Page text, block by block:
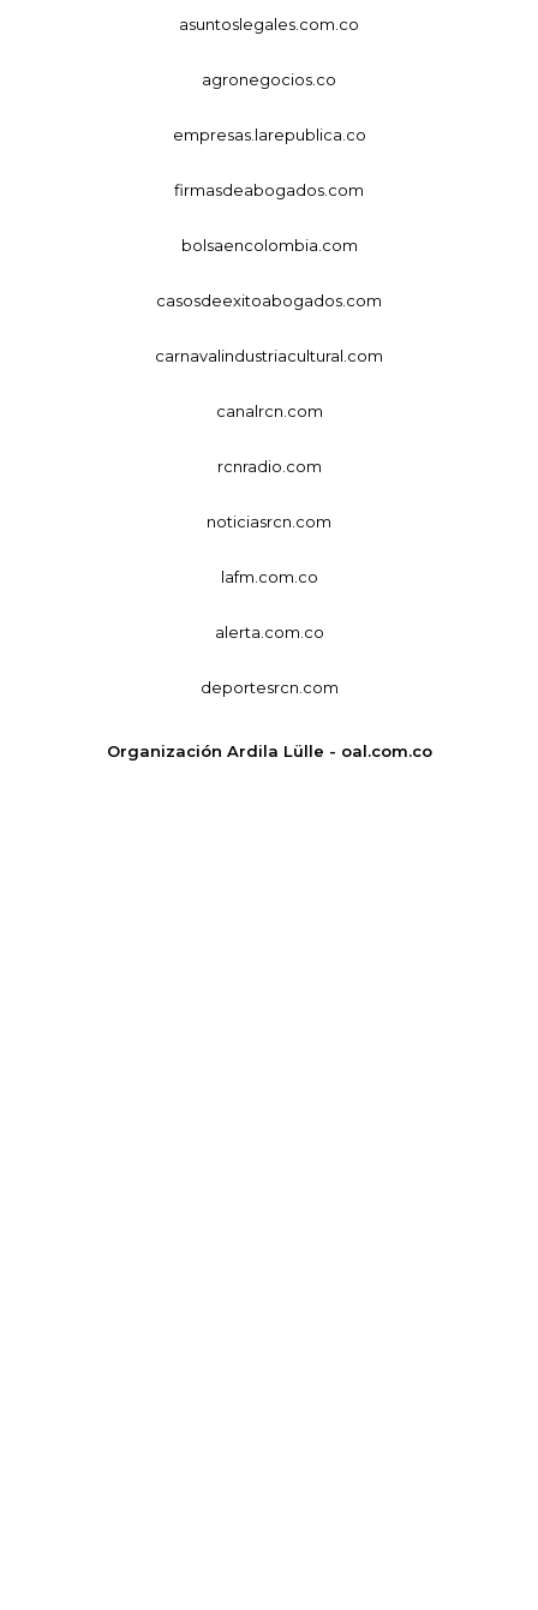
asuntoslegales.com.co
agronegocios.co
empresas.larepublica.co
firmasdeabogados.com
bolsaencolombia.com
casosdeexitoabogados.com
carnavalindustriacultural.com
canalrcn.com
rcnradio.com
noticiasrcn.com
lafm.com.co
alerta.com.co
deportesrcn.com
Organización Ardila Lülle - oal.com.co